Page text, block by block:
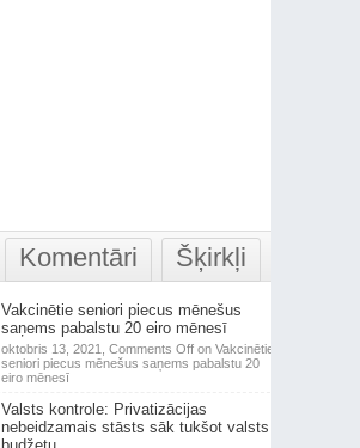
Komentāri Šķirkļi
Vakcinētie seniori piecus mēnešus
saņems pabalstu 20 eiro mēnesī
oktobris 13, 2021, Comments Offon Vakcinētie
seniori piecus mēnešus saņems pabalstu 20
eiro mēnesī
Valsts kontrole: Privatizācijas
nebeidzamais stāsts sāk tukšot valsts